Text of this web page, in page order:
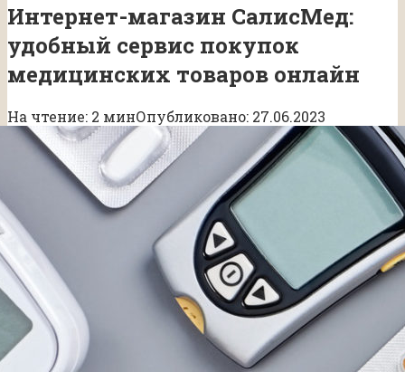
Интернет-магазин СалисМед:
удобный сервис покупок
медицинских товаров онлайн
На чтение: 2 минОпубликовано: 27.06.2023